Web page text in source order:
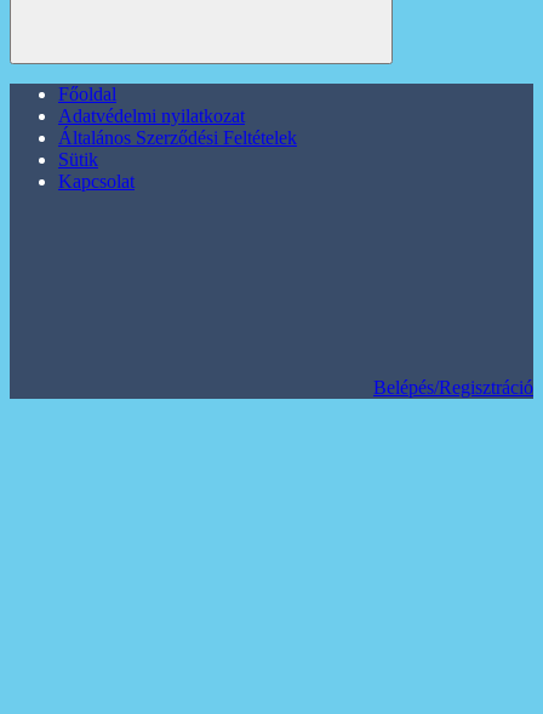
Főoldal
Adatvédelmi nyilatkozat
Általános Szerződési Feltételek
Sütik
Kapcsolat
Belépés/Regisztráció